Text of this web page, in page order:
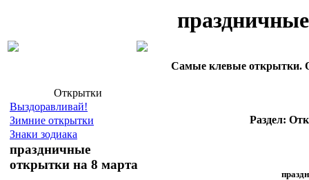
Самые клевые открытки.
Открытки
Выздоравливай!
Зимние открытки
Знаки зодиака
праздничные
открытки на 8 марта
Раздел: